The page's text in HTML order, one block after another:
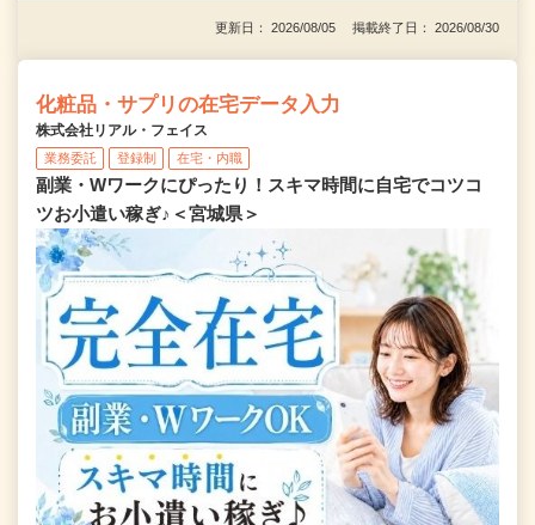
更新日： 2026/08/05 掲載終了日： 2026/08/30
化粧品・サプリの在宅データ入力
株式会社リアル・フェイス
業務委託 登録制 在宅・内職
副業・Wワークにぴったり！スキマ時間に自宅でコツコ
ツお小遣い稼ぎ♪＜宮城県＞